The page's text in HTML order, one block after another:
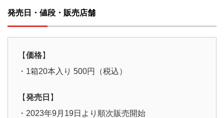
発売日・値段・販売店舗
【価格】
・1箱20本入り 500円（税込）
【発売日 】
・2023年9月19日より順次販売開始